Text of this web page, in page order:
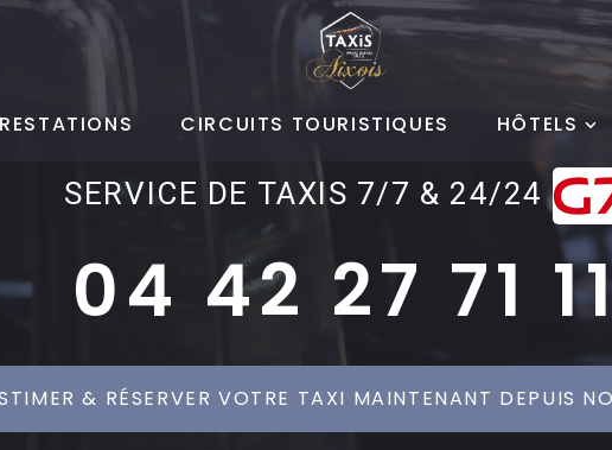
CIRCUITS TOURISTIQUES HÔTELS
SERVICE DE TAXIS 7/7 & 24/24
04 42 27 71
& RÉSERVER VOTRE TAXI MAINTENANT DEPUIS